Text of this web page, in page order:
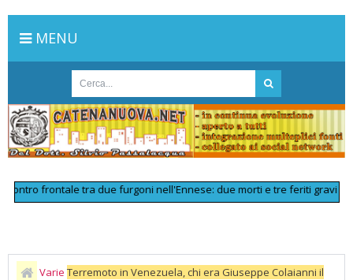
MENU
frontale tra due furgoni nell'Ennese: due morti e tre feriti gravi >>
Varie Terremoto in Venezuela, chi era Giuseppe Colaianni il